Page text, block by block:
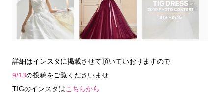
詳細はインスタに掲載させて頂いていおりますので
9/13の投稿をご覧くださいませ
TIGのインスタはこちらから